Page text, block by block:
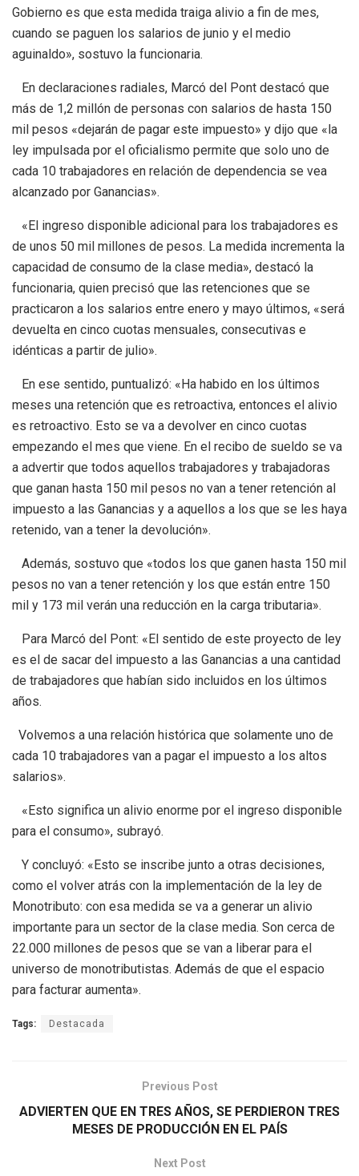
Gobierno es que esta medida traiga alivio a fin de mes,
cuando se paguen los salarios de junio y el medio
aguinaldo», sostuvo la funcionaria.
En declaraciones radiales, Marcó del Pont destacó que
más de 1,2 millón de personas con salarios de hasta 150
mil pesos «dejarán de pagar este impuesto» y dijo que «la
ley impulsada por el oficialismo permite que solo uno de
cada 10 trabajadores en relación de dependencia se vea
alcanzado por Ganancias».
«El ingreso disponible adicional para los trabajadores es
de unos 50 mil millones de pesos. La medida incrementa la
capacidad de consumo de la clase media», destacó la
funcionaria, quien precisó que las retenciones que se
practicaron a los salarios entre enero y mayo últimos, «será
devuelta en cinco cuotas mensuales, consecutivas e
idénticas a partir de julio».
En ese sentido, puntualizó: «Ha habido en los últimos
meses una retención que es retroactiva, entonces el alivio
es retroactivo. Esto se va a devolver en cinco cuotas
empezando el mes que viene. En el recibo de sueldo se va
a advertir que todos aquellos trabajadores y trabajadoras
que ganan hasta 150 mil pesos no van a tener retención al
impuesto a las Ganancias y a aquellos a los que se les haya
retenido, van a tener la devolución».
Además, sostuvo que «todos los que ganen hasta 150 mil
pesos no van a tener retención y los que están entre 150
mil y 173 mil verán una reducción en la carga tributaria».
Para Marcó del Pont: «El sentido de este proyecto de ley
es el de sacar del impuesto a las Ganancias a una cantidad
de trabajadores que habían sido incluidos en los últimos
años.
Volvemos a una relación histórica que solamente uno de
cada 10 trabajadores van a pagar el impuesto a los altos
salarios».
«Esto significa un alivio enorme por el ingreso disponible
para el consumo», subrayó.
Y concluyó: «Esto se inscribe junto a otras decisiones,
como el volver atrás con la implementación de la ley de
Monotributo: con esa medida se va a generar un alivio
importante para un sector de la clase media. Son cerca de
22.000 millones de pesos que se van a liberar para el
universo de monotributistas. Además de que el espacio
para facturar aumenta».
Tags: Destacada
Previous Post
ADVIERTEN QUE EN TRES AÑOS, SE PERDIERON TRES
MESES DE PRODUCCIÓN EN EL PAÍS
Next Post